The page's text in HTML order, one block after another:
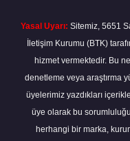
Yasal Uyarı: Sitemiz, 5651
İletişim Kurumu (BTK)
hizmet vermektedir. Bu
denetleme veya araştırma
üyelerimiz yazdıkları
üye olarak bu
herhangi bir marka,